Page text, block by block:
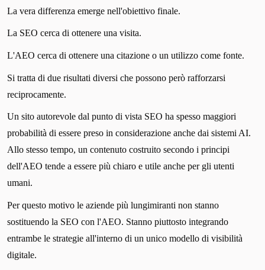
La vera differenza emerge nell'obiettivo finale.
La SEO cerca di ottenere una visita.
L'AEO cerca di ottenere una citazione o un utilizzo come fonte.
Si tratta di due risultati diversi che possono però rafforzarsi
reciprocamente.
Un sito autorevole dal punto di vista SEO ha spesso maggiori
probabilità di essere preso in considerazione anche dai sistemi AI.
Allo stesso tempo, un contenuto costruito secondo i principi
dell'AEO tende a essere più chiaro e utile anche per gli utenti
umani.
Per questo motivo le aziende più lungimiranti non stanno
sostituendo la SEO con l'AEO. Stanno piuttosto integrando
entrambe le strategie all'interno di un unico modello di visibilità
digitale.